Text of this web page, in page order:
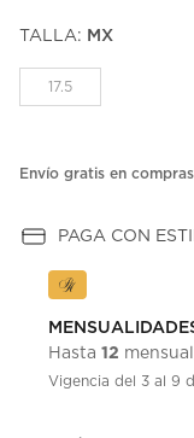
TALLA: MX
17.5
Envío gratis en
PAGA CON
Hasta 12
Vigencia del 3 al 9